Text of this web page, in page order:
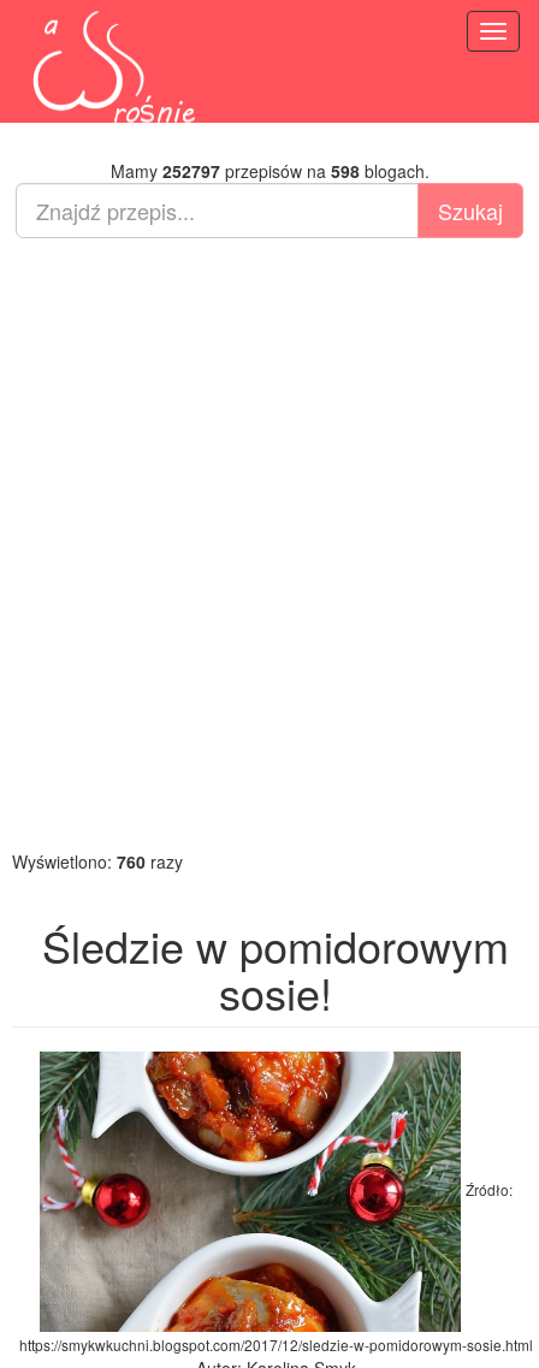
Mamy 252797przepisów na 598blogach.
Wyświetlono: 760 razy
Śledzie w pomidorowym
sosie!
Źródło:
https://smykwkuchni.blogspot.com/2017/12/sledzie-w-pomidorowym-sosie.html